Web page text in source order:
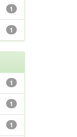
1
1
1
1
1